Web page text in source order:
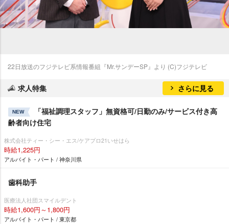
22日放送のフジテレビ系情報番組『Mr.サンデーSP』より (C)フジテレビ
求人特集 さらに見る
NEW
「福祉調理スタッフ」無資格可/日勤のみ/サービス付き高
齢者向け住宅
株式会社ティー・シー・エス/ケアプロ21いせはら
時給1,225円
アルバイト・パート / 神奈川県
歯科助手
医療法人社団スマイルデント
時給1,600円～1,800円
アルバイト・パート / 東京都